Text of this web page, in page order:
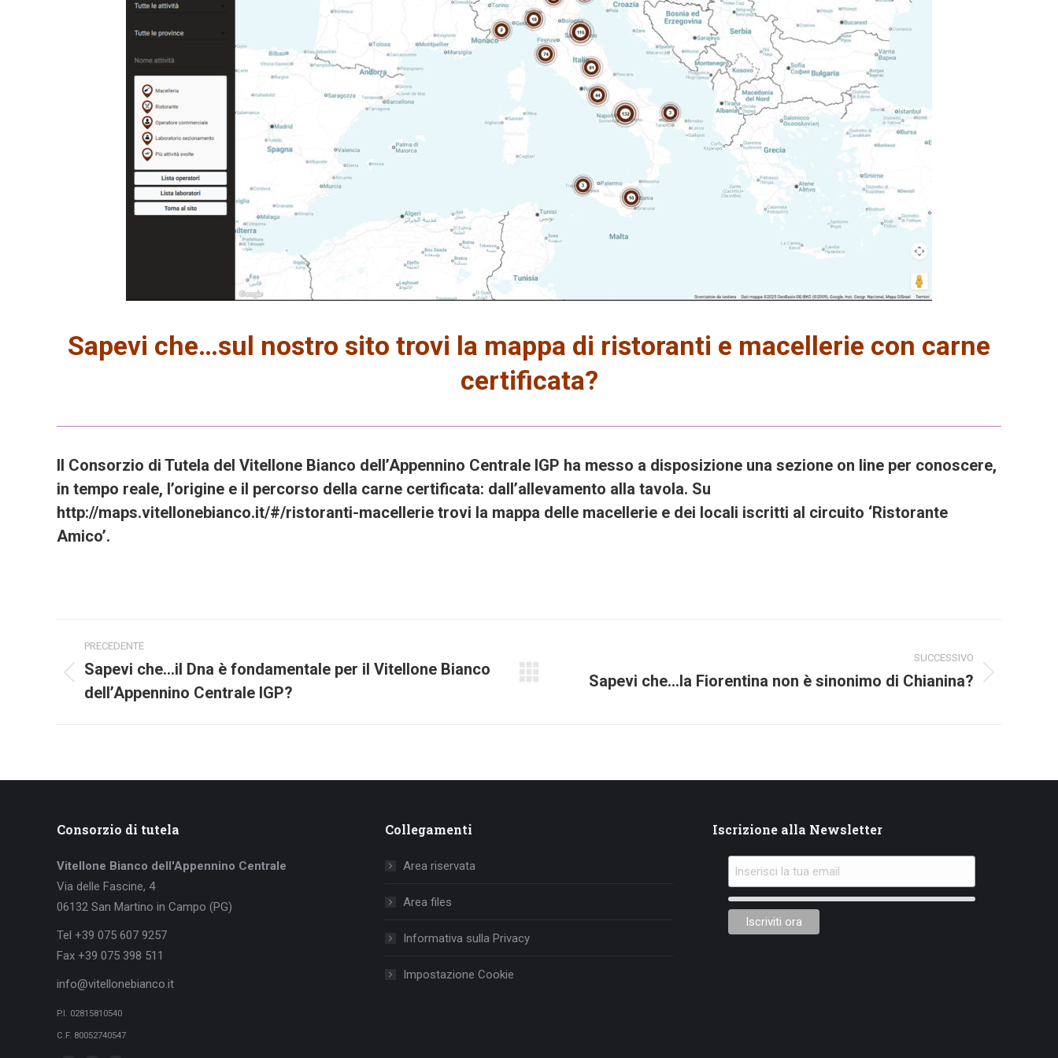
Sapevi che…sul nostro sito trovi la mappa di ristoranti e macellerie con carne
certificata?
Il Consorzio di Tutela del Vitellone Bianco dell’Appennino Centrale IGP ha messo a disposizione una sezione on line per conoscere,
in tempo reale, l’origine e il percorso della carne certificata: dall’allevamento alla tavola. Su
http://maps.vitellonebianco.it/#/ristoranti-macellerie trovi la mappa delle macellerie e dei locali iscritti al circuito ‘Ristorante
Amico’.
Project
navigation
PRECEDENTE
Previous
project:
Sapevi che…il Dna è fondamentale per il Vitellone Bianco
dell’Appennino Centrale IGP?
SUCCESSIVO
Sapevi che…la Fiorentina non è sinonimo di Chianina?
Consorzio di tutela
Vitellone Bianco dell'Appennino Centrale
Via delle Fascine, 4
06132 San Martino in Campo (PG)
Tel +39 075 607 9257
Fax +39 075 398 511
info@vitellonebianco.it
P.I. 02815810540
C.F. 80052740547
Collegamenti
Area riservata
Area files
Informativa sulla Privacy
Impostazione Cookie
Iscrizione alla Newsletter